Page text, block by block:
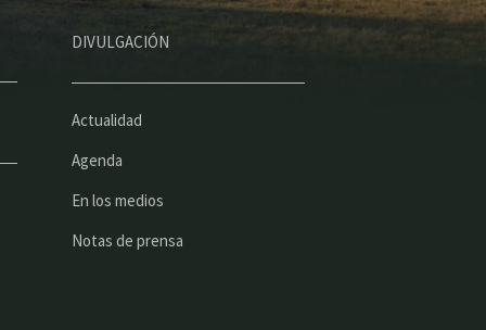
DIVULGACIÓN
Actualidad
Agenda
En los medios
Notas de prensa